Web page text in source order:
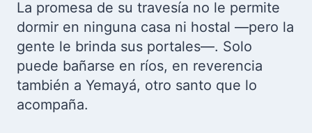
La promesa de su travesía no le permite
dormir en ninguna casa ni hostal —pero la
gente le brinda sus portales—. Solo
puede bañarse en ríos, en reverencia
también a Yemayá, otro santo que lo
acompaña.